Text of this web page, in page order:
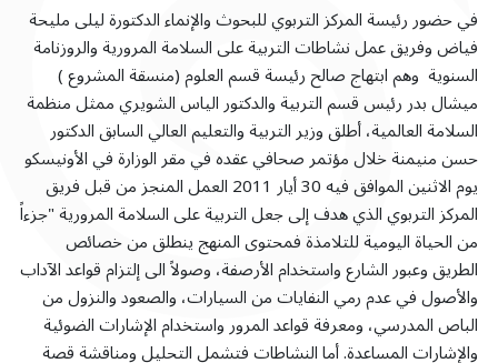
في حضور رئيسة المركز التربوي للبحوث والإنماء الدكتورة ليلى مليحة
فياض وفريق عمل نشاطات التربية على السلامة المرورية والروزنامة
السنوية وهم ابتهاج صالح رئيسة قسم العلوم (منسقة المشروع )
ميشال بدر رئيس قسم التربية والدكتور الياس الشويري ممثل منظمة
السلامة العالمية، أطلق وزير التربية والتعليم العالي السابق الدكتور
حسن منيمنة خلال مؤتمر صحافي عقده في مقر الوزارة في الأونيسكو
يوم الاثنين الموافق فيه 30 أيار 2011 العمل المنجز من قبل فريق
المركز التربوي الذي هدف إلى جعل التربية على السلامة المرورية "جزءاً
من الحياة اليومية للتلامذة فمحتوى المنهج ينطلق من خصائص
الطريق وعبور الشارع واستخدام الأرصفة، وصولاً الى إلتزام قواعد الآداب
والأصول في عدم رمي النفايات من السيارات، والصعود والنزول من
الباص المدرسي، ومعرفة قواعد المرور واستخدام الإشارات الضوئية
والإشارات المساعدة. أما النشاطات فتشمل التحليل ومناقشة قصة